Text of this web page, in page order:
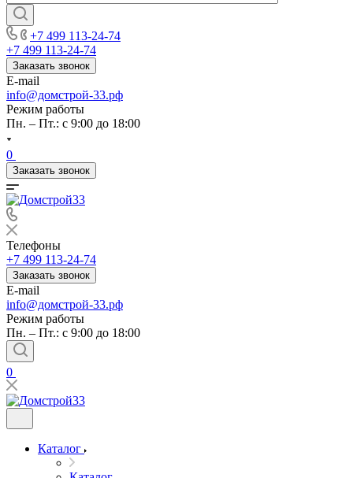
+7 499 113-24-74
+7 499 113-24-74
Заказать звонок
E-mail
info@домстрой-33.рф
Режим работы
Пн. – Пт.: с 9:00 до 18:00
0
Заказать звонок
Телефоны
+7 499 113-24-74
Заказать звонок
E-mail
info@домстрой-33.рф
Режим работы
Пн. – Пт.: с 9:00 до 18:00
0
Каталог